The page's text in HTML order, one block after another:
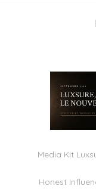
Media Kit
Honest